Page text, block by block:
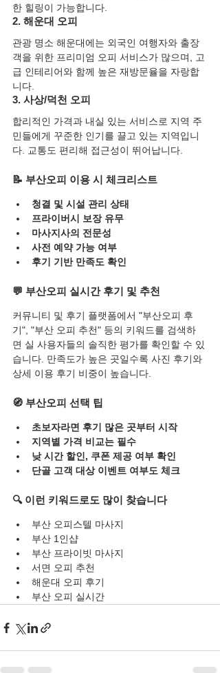
한 힐링이 가능합니다.
2. 해운대 오피
관광 명소 해운대에는 외국인 여행자와 출장
객을 위한 프리미엄 오피 서비스가 많으며, 고
급 인테리어와 함께 높은 재방문율을 자랑합
니다.
3. 사상/덕천 오피
합리적인 가격과 내실 있는 서비스로 지역 주
민들에게 꾸준한 인기를 끌고 있는 지역입니
다. 교통도 편리해 접근성이 뛰어납니다.
📝 부산오피 이용 시 체크리스트
청결 및 시설 관리 상태
프라이버시 보장 유무
마사지사의 전문성
사전 예약 가능 여부
후기 기반 만족도 확인
💬 부산오피 실시간 후기 및 추천
커뮤니티 및 후기 플랫폼에서 "부산오피 후
기", "부산 오피 추천" 등의 키워드를 검색하
면 실 사용자들의 솔직한 평가를 확인할 수 있
습니다. 만족도가 높은 곳일수록 사진 후기와
상세 이용 후기 비중이 높습니다.
🧭 부산오피 선택 팁
초보자라면 후기 많은 곳부터 시작
지역별 가격 비교는 필수
낮 시간 할인, 쿠폰 제공 여부 확인
단골 고객 대상 이벤트 여부도 체크
🔍 이런 키워드로도 많이 찾습니다
부산 오피스텔 마사지
부산 1인샵
부산 프라이빗 마사지
서면 오피 추천
해운대 오피 후기
부산 오피 실시간